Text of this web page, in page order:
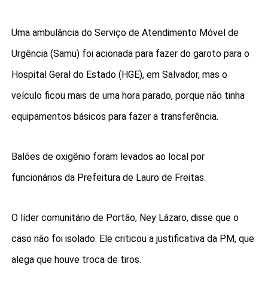
Uma ambulância do Serviço de Atendimento Móvel de
Urgência (Samu) foi acionada para fazer do garoto para o
Hospital Geral do Estado (HGE), em Salvador, mas o
veículo ficou mais de uma hora parado, porque não tinha
equipamentos básicos para fazer a transferência.
Balões de oxigênio foram levados ao local por
funcionários da Prefeitura de Lauro de Freitas.
O líder comunitário de Portão, Ney Lázaro, disse que o
caso não foi isolado. Ele criticou a justificativa da PM, que
alega que houve troca de tiros.